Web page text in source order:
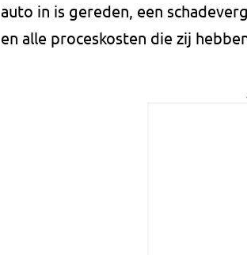
auto in is gereden, een
en alle proceskosten die zij